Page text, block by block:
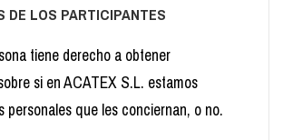
DE LOS PARTICIPANTES
tiene derecho a obtener
si en ACATEX S.L. estamos
que les conciernan, o no.